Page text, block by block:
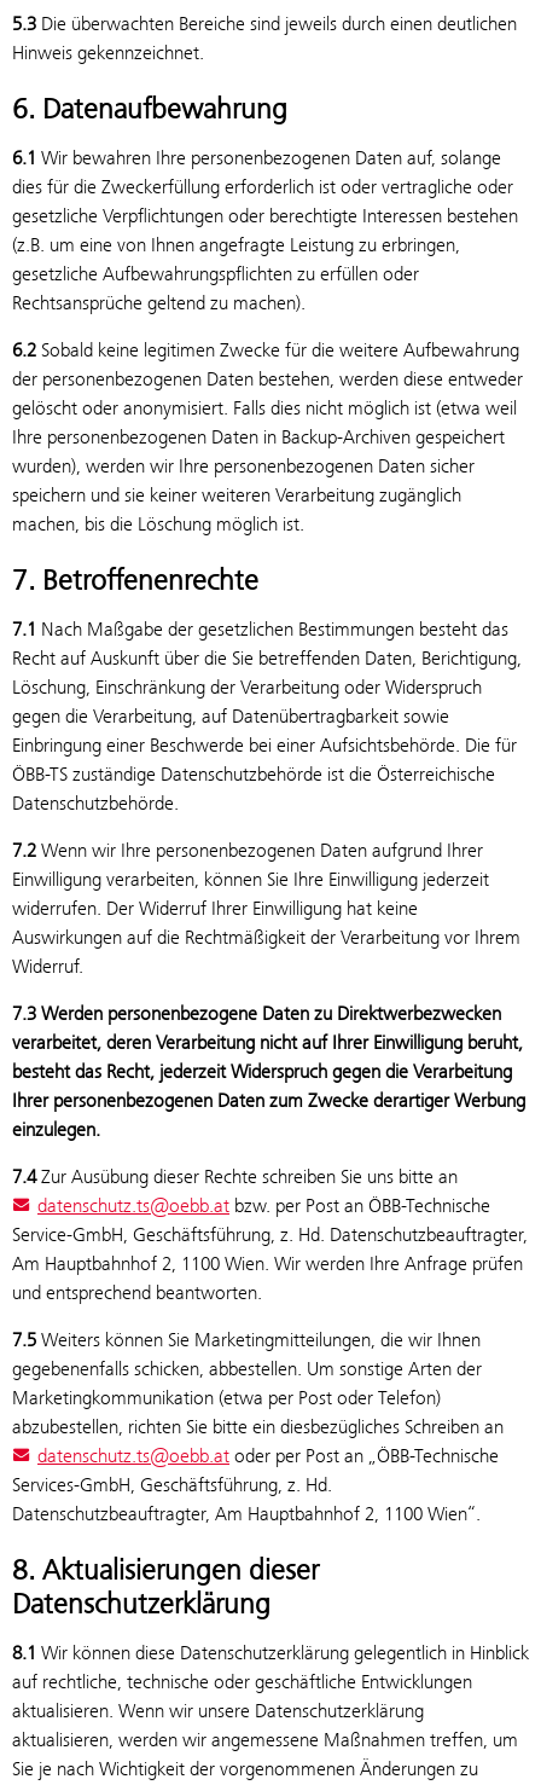
5.3 Die überwachten Bereiche sind jeweils durch einen deutlichen
Hinweis gekennzeichnet.
6. Datenaufbewahrung
6.1 Wir bewahren Ihre personenbezogenen Daten auf, solange
dies für die Zweckerfüllung erforderlich ist oder vertragliche oder
gesetzliche Verpflichtungen oder berechtigte Interessen bestehen
(z.B. um eine von Ihnen angefragte Leistung zu erbringen,
gesetzliche Aufbewahrungspflichten zu erfüllen oder
Rechtsansprüche geltend zu machen).
6.2 Sobald keine legitimen Zwecke für die weitere Aufbewahrung
der personenbezogenen Daten bestehen, werden diese entweder
gelöscht oder anonymisiert. Falls dies nicht möglich ist (etwa weil
Ihre personenbezogenen Daten in Backup-Archiven gespeichert
wurden), werden wir Ihre personenbezogenen Daten sicher
speichern und sie keiner weiteren Verarbeitung zugänglich
machen, bis die Löschung möglich ist.
7. Betroffenenrechte
7.1 Nach Maßgabe der gesetzlichen Bestimmungen besteht das
Recht auf Auskunft über die Sie betreffenden Daten, Berichtigung,
Löschung, Einschränkung der Verarbeitung oder Widerspruch
gegen die Verarbeitung, auf Datenübertragbarkeit sowie
Einbringung einer Beschwerde bei einer Aufsichtsbehörde. Die für
ÖBB-TS zuständige Datenschutzbehörde ist die Österreichische
Datenschutzbehörde.
7.2 Wenn wir Ihre personenbezogenen Daten aufgrund Ihrer
Einwilligung verarbeiten, können Sie Ihre Einwilligung jederzeit
widerrufen. Der Widerruf Ihrer Einwilligung hat keine
Auswirkungen auf die Rechtmäßigkeit der Verarbeitung vor Ihrem
Widerruf.
7.3 Werden personenbezogene Daten zu Direktwerbezwecken
verarbeitet, deren Verarbeitung nicht auf Ihrer Einwilligung beruht,
besteht das Recht, jederzeit Widerspruch gegen die Verarbeitung
Ihrer personenbezogenen Daten zum Zwecke derartiger Werbung
einzulegen.
7.4Zur Ausübung dieser Rechte schreiben Sie uns bitte an
datenschutz.ts@oebb.at bzw. per Post an ÖBB-Technische
Service-GmbH, Geschäftsführung, z. Hd. Datenschutzbeauftragter,
Am Hauptbahnhof 2, 1100 Wien. Wir werden Ihre Anfrage prüfen
und entsprechend beantworten.
7.5 Weiters können Sie Marketingmitteilungen, die wir Ihnen
gegebenenfalls schicken, abbestellen. Um sonstige Arten der
Marketingkommunikation (etwa per Post oder Telefon)
abzubestellen, richten Sie bitte ein diesbezügliches Schreiben an
datenschutz.ts@oebb.at oder per Post an „ÖBB-Technische
Services-GmbH, Geschäftsführung, z. Hd.
Datenschutzbeauftragter, Am Hauptbahnhof 2, 1100 Wien“.
8. Aktualisierungen dieser
Datenschutzerklärung
8.1 Wir können diese Datenschutzerklärung gelegentlich in Hinblick
auf rechtliche, technische oder geschäftliche Entwicklungen
aktualisieren. Wenn wir unsere Datenschutzerklärung
aktualisieren, werden wir angemessene Maßnahmen treffen, um
Sie je nach Wichtigkeit der vorgenommenen Änderungen zu